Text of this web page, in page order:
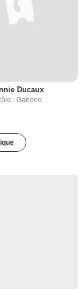
Ducaux
: Garlone